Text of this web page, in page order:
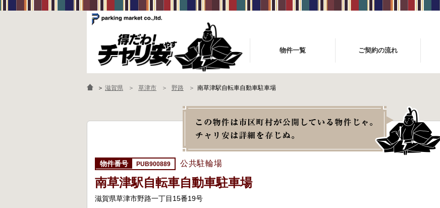
物件一覧 ご契約の流れ
＞ 滋賀県 草津市 野路 南草津駅自転車自動車駐車場
PUB900889 公共駐輪場
南草津駅自転車自動車駐車場
滋賀県草津市野路一丁目15番19号